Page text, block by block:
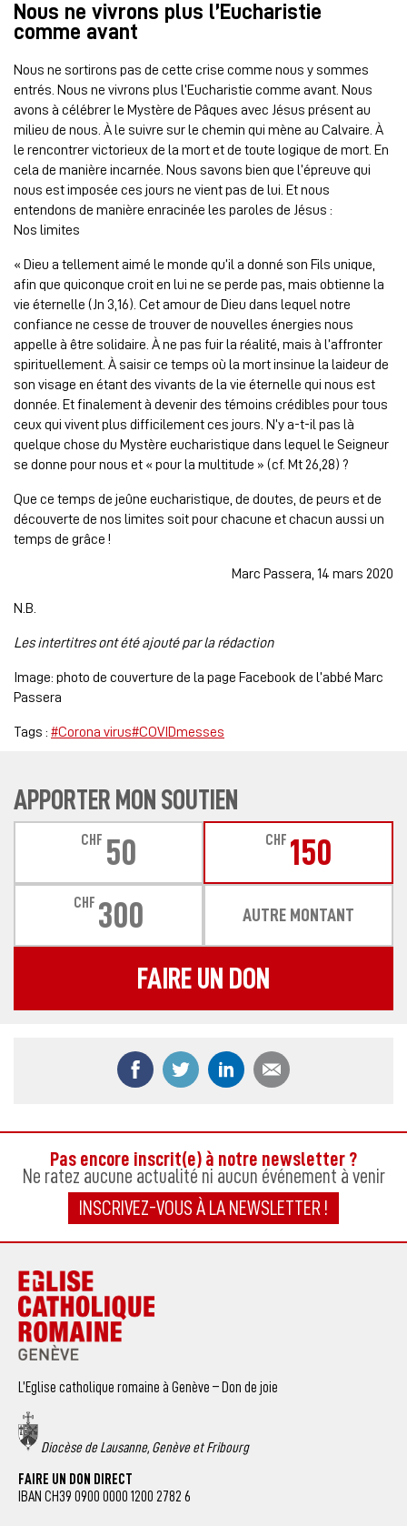
Nous ne vivrons plus l’Eucharistie
comme avant
Nous ne sortirons pas de cette crise comme nous y sommes
entrés. Nous ne vivrons plus l’Eucharistie comme avant. Nous
avons à célébrer le Mystère de Pâques avec Jésus présent au
milieu de nous. À le suivre sur le chemin qui mène au Calvaire. À
le rencontrer victorieux de la mort et de toute logique de mort. En
cela de manière incarnée. Nous savons bien que l’épreuve qui
nous est imposée ces jours ne vient pas de lui. Et nous
entendons de manière enracinée les paroles de Jésus :
Nos limites
« Dieu a tellement aimé le monde qu’il a donné son Fils unique,
afin que quiconque croit en lui ne se perde pas, mais obtienne la
vie éternelle (Jn 3,16). Cet amour de Dieu dans lequel notre
confiance ne cesse de trouver de nouvelles énergies nous
appelle à être solidaire. À ne pas fuir la réalité, mais à l’affronter
spirituellement. À saisir ce temps où la mort insinue la laideur de
son visage en étant des vivants de la vie éternelle qui nous est
donnée. Et finalement à devenir des témoins crédibles pour tous
ceux qui vivent plus difficilement ces jours. N’y a-t-il pas là
quelque chose du Mystère eucharistique dans lequel le Seigneur
se donne pour nous et « pour la multitude » (cf. Mt 26,28) ?
Que ce temps de jeûne eucharistique, de doutes, de peurs et de
découverte de nos limites soit pour chacune et chacun aussi un
temps de grâce !
Marc Passera, 14 mars 2020
N.B.
Les intertitres ont été ajouté par la rédaction
Image: photo de couverture de la page Facebook de l’abbé Marc
Passera
Tags : #Corona virus#COVIDmesses
APPORTER MON SOUTIEN
CHF 50 CHF 150
CHF 300 AUTRE MONTANT
FAIRE UN DON
Partager ce contenu sur Facebook
Partager ce contenu sur Twitter
Partager ce contenu
Pas encore inscrit(e) à notre newsletter ?
Ne ratez aucune actualité ni aucun événement à venir
INSCRIVEZ-VOUS À LA NEWSLETTER !
L’Eglise catholique romaine à Genève – Don de joie
Diocèse de Lausanne, Genève et Fribourg
FAIRE UN DON DIRECT
IBAN CH39 0900 0000 1200 2782 6